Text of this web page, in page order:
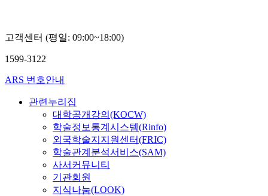
고객센터 (평일: 09:00~18:00)
1599-3122
ARS 번호안내
관련누리집
대학공개강의(KOCW)
학술정보통계시스템(Rinfo)
외국학술지지원센터(FRIC)
학술관계분석서비스(SAM)
사서커뮤니티
기관회원
지식나눔(LOOK)